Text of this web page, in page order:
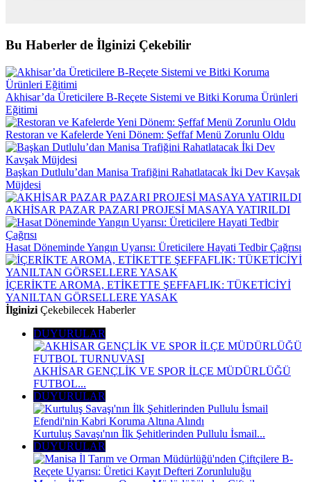
Bu Haberler de İlginizi Çekebilir
Akhisar’da Üreticilere B-Reçete Sistemi ve Bitki Koruma Ürünleri
Eğitimi
Restoran ve Kafelerde Yeni Dönem: Şeffaf Menü Zorunlu Oldu
Başkan Dutlulu’dan Manisa Trafiğini Rahatlatacak İki Dev Kavşak
Müjdesi
AKHİSAR PAZAR PAZARI PROJESİ MASAYA YATIRILDI
Hasat Döneminde Yangın Uyarısı: Üreticilere Hayati Tedbir Çağrısı
İÇERİKTE AROMA, ETİKETTE ŞEFFAFLIK: TÜKETİCİYİ
YANILTAN GÖRSELLERE YASAK
İlginizi Çekebilecek Haberler
DUYURULAR
AKHİSAR GENÇLİK VE SPOR İLÇE MÜDÜRLÜĞÜ
FUTBOL...
DUYURULAR
Kurtuluş Savaşı'nın İlk Şehitlerinden Pullulu İsmail...
DUYURULAR